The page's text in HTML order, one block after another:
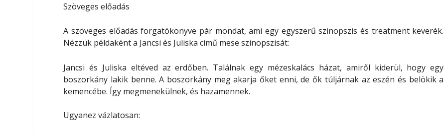
Szöveges előadás
A szöveges előadás forgatókönyve pár mondat, ami egy egyszerű szinopszis és treatment keverék.
Nézzük példaként a Jancsi és Juliska című mese szinopszisát:
Jancsi és Juliska eltéved az erdőben. Találnak egy mézeskalács házat, amiről kiderül, hogy egy
boszorkány lakik benne. A boszorkány meg akarja őket enni, de ők túljárnak az eszén és belökik a
kemencébe. Így megmenekülnek, és hazamennek.
Ugyanezvázlatosan: